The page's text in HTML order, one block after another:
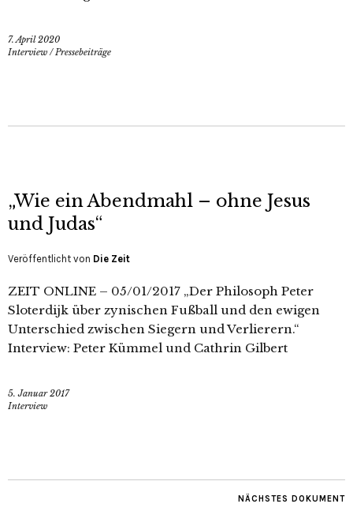
7. April 2020
Interview /Pressebeiträge
„Wie ein Abendmahl – ohne Jesus
und Judas“
Veröffentlicht von Die Zeit
ZEIT ONLINE – 05/01/2017 „Der Philosoph Peter
Sloterdijk über zynischen Fußball und den ewigen
Unterschied zwischen Siegern und Verlierern.“
Interview: Peter Kümmel und Cathrin Gilbert
5. Januar 2017
Interview
NÄCHSTES DOKUMENT